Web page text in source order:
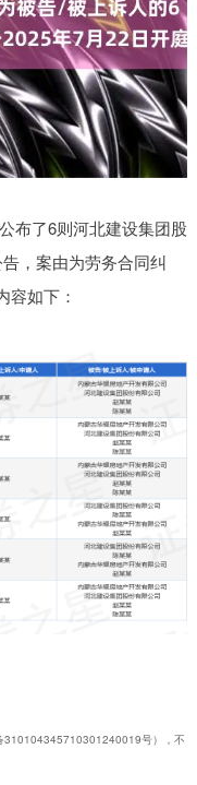
布了6则河北建设集团股
，案由为劳务合同纠
容如下：
310104345710301240019号），不